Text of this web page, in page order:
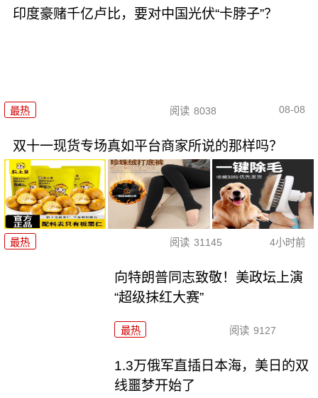
印度豪赌千亿卢比，要对中国光伏“卡脖子”？
最热 阅读 8038 08-08
双十一现货专场真如平台商家所说的那样吗？
最热 阅读 31145 4小时前
向特朗普同志致敬！美政坛上演
“超级抹红大赛”
最热 阅读 9127
1.3万俄军直插日本海，美日的双
线噩梦开始了